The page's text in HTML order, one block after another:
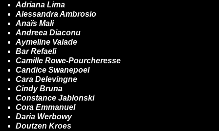
Adriana Lima
Alessandra Ambrosio
Anaïs Mali
Andreea Diaconu
Aymeline Valade
Bar Refaeli
Camille Rowe-Pourcheresse
Candice Swanepoel
Cara Delevingne
Cindy Bruna
Constance Jablonski
Cora Emmanuel
Daria Werbowy
Doutzen Kroes